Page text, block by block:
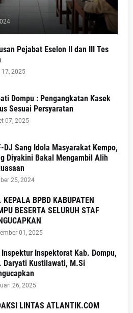
Pejabat Eselon II dan III Tes
2025
Dompu : Pengangkatan Kasek
Sesuai Persyaratan
07, 2025
DJ Sang Idola Masyarakat Kempo,
Diyakini Bakal Mengambil Alih
25, 2024
KEPALA BPBD KABUPATEN
BESERTA SELURUH STAF
01, 2025
Inspektorat Kab. Dompu,
Daryati Kustilawati, M.Si
26, 2025
LINTAS ATLANTIK.COM